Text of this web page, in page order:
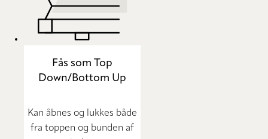
Fås som Top
Down/Bottom Up
Kan åbnes og lukkes både
fra toppen og bunden af